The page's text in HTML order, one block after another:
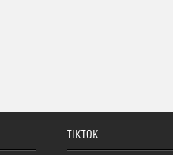
TIKTOK